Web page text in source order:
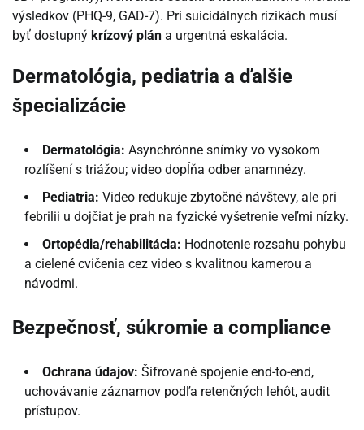
výsledkov (PHQ-9, GAD-7). Pri suicidálnych rizikách musí
byť dostupný krízový plán a urgentná eskalácia.
Dermatológia, pediatria a ďalšie
špecializácie
Dermatológia: Asynchrónne snímky vo vysokom
rozlíšení s triážou; video dopĺňa odber anamnézy.
Pediatria: Video redukuje zbytočné návštevy, ale pri
febrilii u dojčiat je prah na fyzické vyšetrenie veľmi nízky.
Ortopédia/rehabilitácia: Hodnotenie rozsahu pohybu
a cielené cvičenia cez video s kvalitnou kamerou a
návodmi.
Bezpečnosť, súkromie a compliance
Ochrana údajov: Šifrované spojenie end-to-end,
uchovávanie záznamov podľa retenčných lehôt, audit
prístupov.